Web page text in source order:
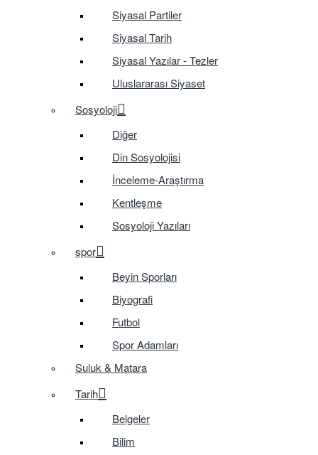
Siyasal Partiler
Siyasal Tarih
Siyasal Yazılar - Tezler
Uluslararası Siyaset
Sosyoloji
Diğer
Din Sosyolojisi
İnceleme-Araştırma
Kentleşme
Sosyoloji Yazıları
spor
Beyin Sporları
Biyografi
Futbol
Spor Adamları
Suluk & Matara
Tarih
Belgeler
Bilim